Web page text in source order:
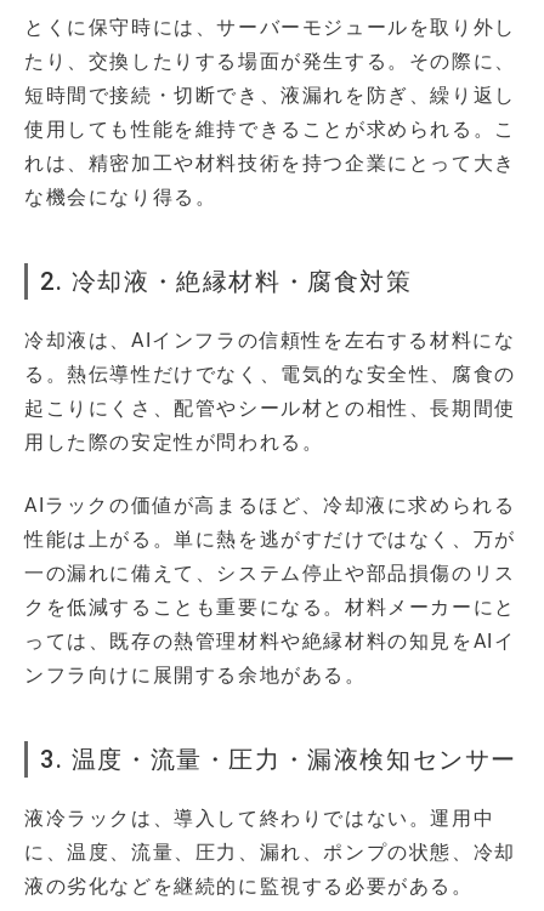
とくに保守時には、サーバーモジュールを取り外し
たり、交換したりする場面が発生する。その際に、
短時間で接続・切断でき、液漏れを防ぎ、繰り返し
使用しても性能を維持できることが求められる。こ
れは、精密加工や材料技術を持つ企業にとって大き
な機会になり得る。
2. 冷却液・絶縁材料・腐食対策
冷却液は、AIインフラの信頼性を左右する材料にな
る。熱伝導性だけでなく、電気的な安全性、腐食の
起こりにくさ、配管やシール材との相性、長期間使
用した際の安定性が問われる。
AIラックの価値が高まるほど、冷却液に求められる
性能は上がる。単に熱を逃がすだけではなく、万が
一の漏れに備えて、システム停止や部品損傷のリス
クを低減することも重要になる。材料メーカーにと
っては、既存の熱管理材料や絶縁材料の知見をAIイ
ンフラ向けに展開する余地がある。
3. 温度・流量・圧力・漏液検知センサー
液冷ラックは、導入して終わりではない。運用中
に、温度、流量、圧力、漏れ、ポンプの状態、冷却
液の劣化などを継続的に監視する必要がある。